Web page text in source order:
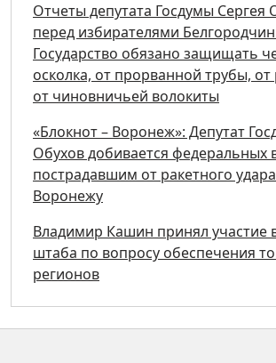
Отчеты депутата Госдумы Сергея
перед избирателями
Государство обязано защищать
осколка, от прорванной трубы, от
от чиновничьей волокиты
«Блокнот – Воронеж»: Депутат
Обухов добивается федеральных
пострадавшим от ракетного
Воронежу
Владимир Кашин принял участие
штаба по вопросу обеспечения
регионов